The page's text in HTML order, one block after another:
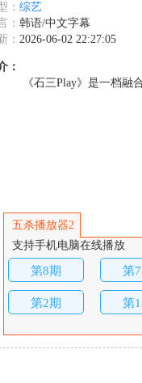
： 综艺
： 韩语/中文字幕
： 2026-06-02 22:27:05
：
《石三Play》是一档
五杀播放器2
支持手机电脑在线播放
第8期 第
第2期 第